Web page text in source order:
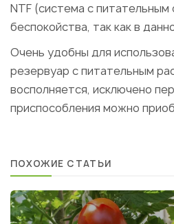
NTF (система с
беспокойства, так как в
Очень удобны для
резервуар с питательным
восполняется, исключено
приспособления можно
ПОХОЖИЕ СТАТЬИ